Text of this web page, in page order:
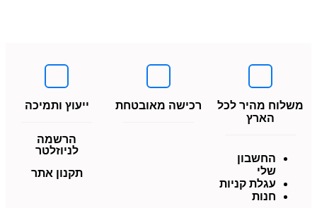
משלוח מהיר לכל
הארץ
החשבון
שלי
עגלת קניות
חנות
רכישה מאובטחת ייעוץ ותמיכה
הרשמה
לניוזלטר
תקנון אתר